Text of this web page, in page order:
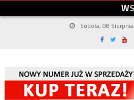
WS
Sobota, 08